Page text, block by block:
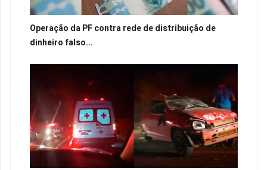
Operação da PF contra rede de distribuição de
dinheiro falso...